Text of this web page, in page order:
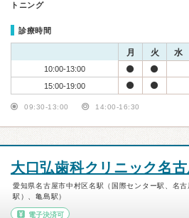
トニング
診療時間
月 火 水
10:00-13:00
15:00-19:00
09:30-13:00 14:00-16:30
大口弘歯科クリニック名
愛知県名古屋市中村区名駅（国際センター駅、名
駅）、亀島駅）
電子決済可